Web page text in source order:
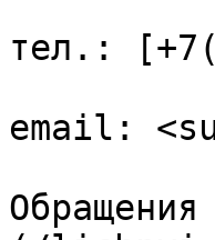
тел.:
email: